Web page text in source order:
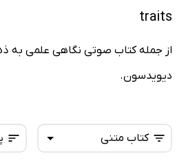
traits
از جمله کتاب صوتی نگاهی علمی به
دیویدسون.
کتاب متنی